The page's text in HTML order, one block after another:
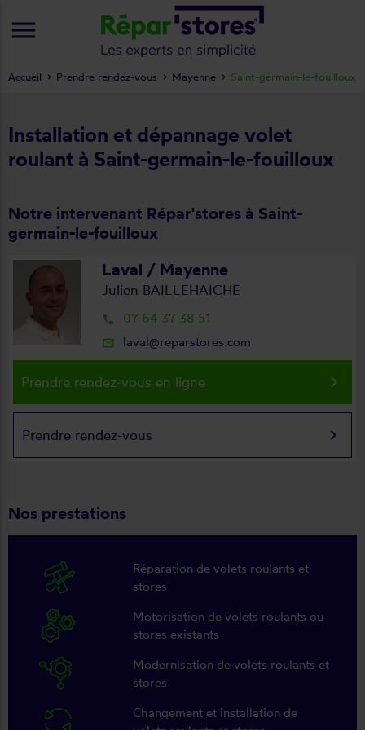
Installation et dépannage volet
roulant à Saint-germain-le-fouilloux
Notre intervenant Répar'stores à Saint-
germain-le-fouilloux
Laval / Mayenne
Julien BAILLEHAICHE
local_phone 07 64 37 38 51
mail_outline laval@reparstores.com
Prendre rendez-vous en ligne keyboard_arrow_right
Prendre rendez-vous keyboard_arrow_right
Nos prestations
Réparation de volets roulants et
stores
Motorisation de volets roulants ou
stores existants
Modernisation de volets roulants et
stores
Changement et installation de
Accueil Prendre rendez-vous Mayenne Saint-germain-le-fouilloux
menu